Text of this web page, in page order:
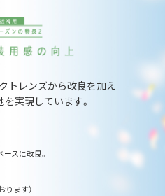
トレンズから改良を加え
実現しています。
スに改良。
ります）